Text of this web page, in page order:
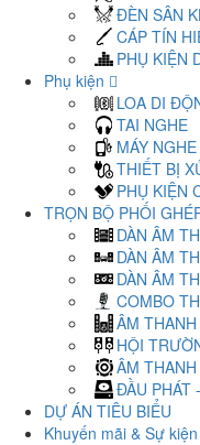
ĐÈN SÂN
CÁP TÍN
PHỤ KIỆN
Phụ kiện
LOA DI
TAI NGHE
MÁY
THIẾT BỊ
PHỤ KIỆN
TRỌN BỘ PHỐI
DÀN ÂM
DÀN ÂM
DÀN ÂM
COMBO
ÂM
HỘI
ÂM
ĐẦU PHÁT
DỰ ÁN TIÊU BIỂU
Khuyến mãi & Sự kiện